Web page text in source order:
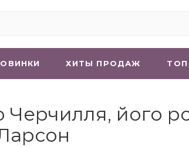
ХИТЫ ПРОДАЖ
Черчилля, його